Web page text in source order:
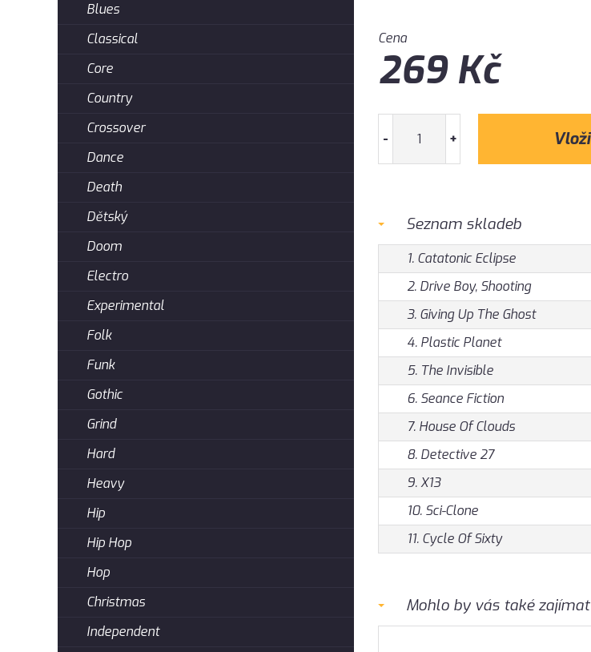
Cena
269Kč
- +
Seznam skladeb
1. Catatonic Eclipse
2. Drive Boy, Shooting
3. Giving Up The Ghost
4. Plastic Planet
5. The Invisible
6. Seance Fiction
7. House Of Clouds
8. Detective 27
9. X13
10. Sci-Clone
11. Cycle Of Sixty
Mohlo by vás také zajímat
Blues
Classical
Core
Country
Crossover
Dance
Death
Dětský
Doom
Electro
Experimental
Folk
Funk
Gothic
Grind
Hard
Heavy
Hip
Hip Hop
Hop
Christmas
Independent